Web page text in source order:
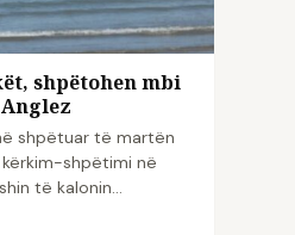
shpëtohen mbi
shpëtuar të martën
shpëtimi në
të kalonin…